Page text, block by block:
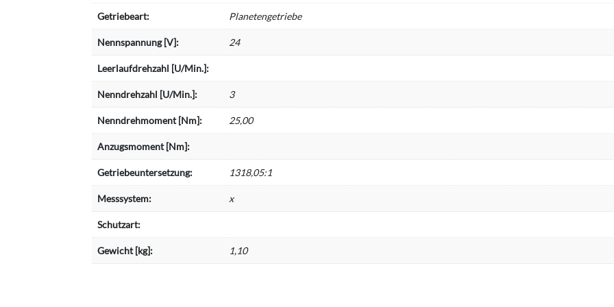
Getriebeart: Planetengetriebe
Nennspannung [V]: 24
Leerlaufdrehzahl [U/Min.]:
Nenndrehzahl [U/Min.]: 3
Nenndrehmoment [Nm]: 25,00
Anzugsmoment [Nm]:
Getriebeuntersetzung: 1318,05:1
Messsystem: x
Schutzart:
Gewicht [kg]: 1,10